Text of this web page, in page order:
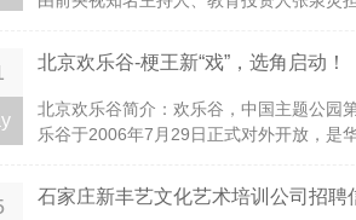
北京欢乐谷-梗王新“戏”，选角启动！
北京欢乐谷简介：欢乐谷，中国主题公园
乐谷于2006年7月29日正式对外开放，是
石家庄新丰艺文化艺术培训公司招聘